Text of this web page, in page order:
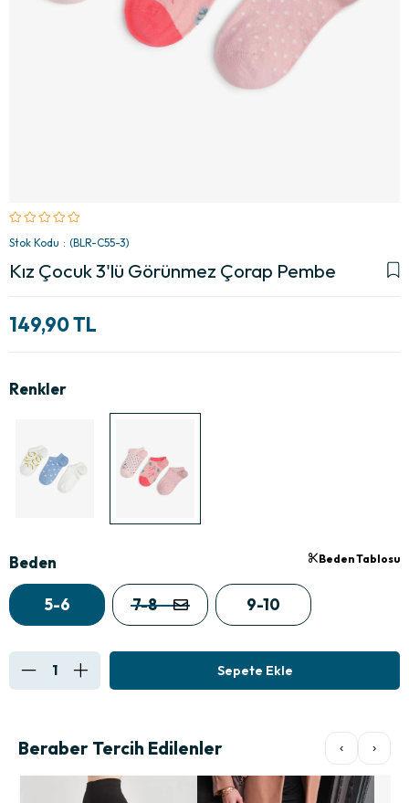
Stok Kodu (BLR-C55-3)
Kız Çocuk 3'lü Görünmez Çorap Pembe
149,90 TL
Beden
5-6 7-8 9-10
Beden Tablosu
Beraber Tercih Edilenler ‹ ›